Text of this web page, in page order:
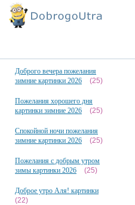
Доброго вечера пожелания
зимние картинки 2026
(25)
Пожелания хорошего дня
картинки зимние 2026
(25)
Спокойной ночи пожелания
зимние картинки 2026
(25)
Пожелания с добрым утром
зимы картинки 2026
(25)
Доброе утро Аля! картинки
(22)